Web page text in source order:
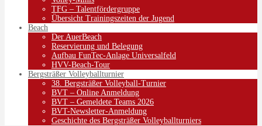
TFG – Talentfördergruppe
Übersicht Trainingszeiten der Jugend
Beach
Der AuerBeach
Reservierung und Belegung
Aufbau FunTec-Anlage Universalfeld
HVV-Beach-Tour
Bergsträßer Volleyballturnier
38. Bergsträßer Volleyball-Turnier
BVT – Online Anmeldung
BVT – Gemeldete Teams 2026
BVT-Newsletter-Anmeldung
Geschichte des Bergsträßer Volleyballturniers